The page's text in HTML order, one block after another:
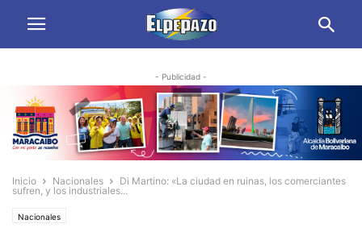
- Publicidad -
Inicio Nacionales
Di Martino: «La ciudad en ruinas, los comerciantes
sufren, y los industriales...
Nacionales